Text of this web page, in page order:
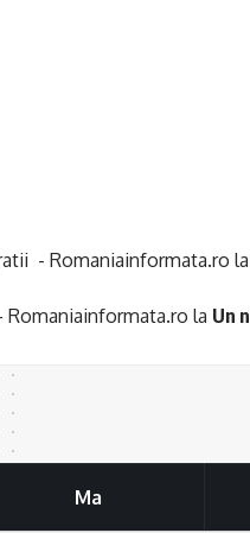
- Romaniainformata.ro la
la Un
Ma